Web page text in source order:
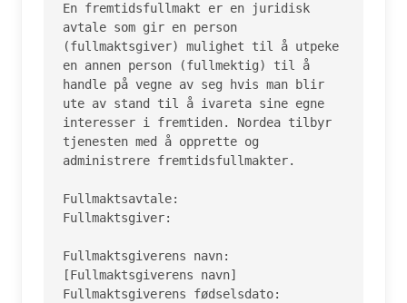
En fremtidsfullmakt er en juridisk
avtale som gir en person
(fullmaktsgiver) mulighet til å utpeke
en annen person (fullmektig) til å
handle på vegne av seg hvis man blir
ute av stand til å ivareta sine egne
interesser i fremtiden. Nordea tilbyr
tjenesten med å opprette og
administrere fremtidsfullmakter.
Fullmaktsavtale:
Fullmaktsgiver:
Fullmaktsgiverens navn:
[Fullmaktsgiverens navn]
Fullmaktsgiverens fødselsdato: